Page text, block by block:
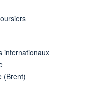
internationaux
(Brent)